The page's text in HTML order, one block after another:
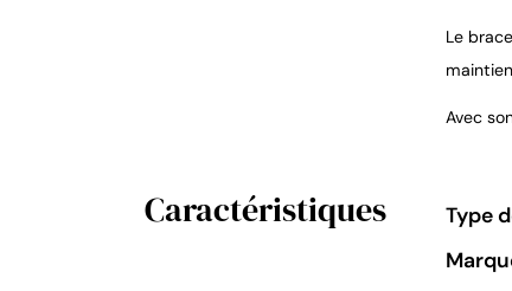
Le
Avec
Caractéristiques Type